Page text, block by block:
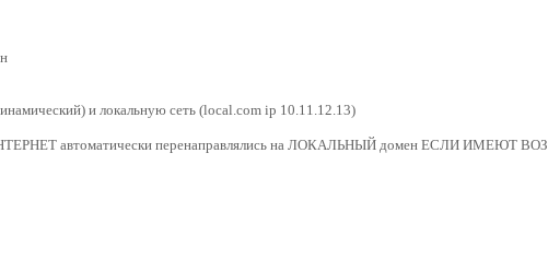
и локальную сеть (local.com ip 10.11.12.13)
ИНТЕРНЕТ автоматически перенаправлялись на ЛОКАЛЬНЫЙ домен ЕСЛИ